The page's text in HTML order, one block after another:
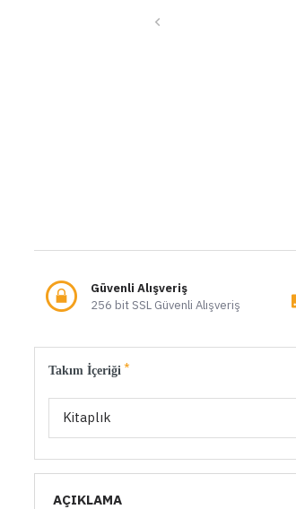
Güvenli Alışveriş
256 bit SSL Güvenli Alışveriş
Takım İçeriği
Kitaplık
AÇIKLAMA